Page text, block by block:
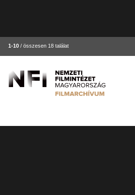
1-10 / összesen 18 találat